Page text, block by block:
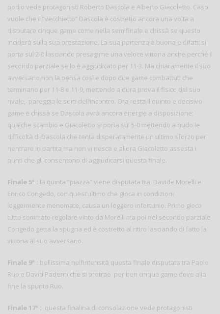
podio vede protagonisti Roberto Dascola e Alberto Giacoletto. Caso
vuole che il “vecchietto” Dascola è costretto ancora una volta a
disputare cinque game come nella semifinale e chissà se questo
inciderà sulla sua prestazione. La sua partenza è buona e difatti si
porta sul 2-0 lasciando presagirne una veloce vittoria anche perché il
secondo parziale se lo è aggiudicato per 11-3. Ma chiaramente il suo
avversario non la pensa così e dopo due game combattuti che
terminano per 11-8 e 11-9, mettendo a dura prova il fisico del suo
rivale, pareggia le sorti dell’incontro. Ora resta il quinto e decisivo
game e chissà se Dascola avrà ancora energie a disposizione;
qualche scambio e Giacoletto si porta sul 5-0 mettendo a nudo le
difficoltà di Dascola che tenta disperatamente un ultimo sforzo per
rientrare in partita ma non vi riesce e allora Giacoletto assesta i
punti che gli consentono di aggiudicarsi questa finale.
Finale 5° : la quinta “piazza” viene disputata tra Davide Morelli e
Enrico Congedo, con quest’ultimo che gioca in condizioni
leggermente menomate, causa un leggero infortunio. Primo gioco
tutto sommato regolare vinto da Morelli ma poi nel secondo parziale
Congedo getta la spugna ed è costretto al ritiro lasciando di fatto la
vittoria al suo avversario.
Finale 9° : bellissima nell’intensità questa finale disputata tra Paolo
Ruo e David Paderni che si protrae per ben cinque game dove alla
fine la spunta Ruo.
Finale 17° : questa finalina di consolazione vede protagonisti